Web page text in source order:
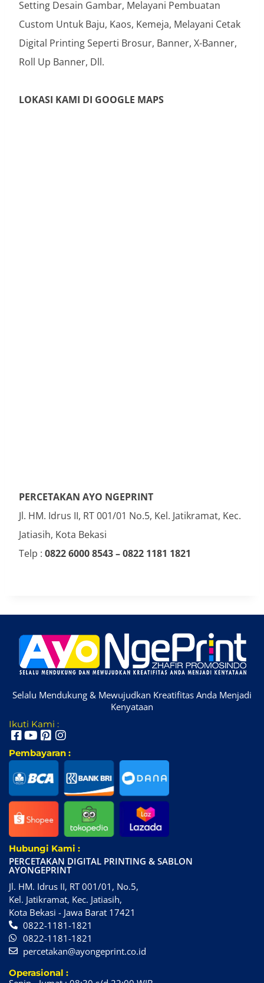
Setting Desain Gambar, Melayani Pembuatan
Custom Untuk Baju, Kaos, Kemeja, Melayani Cetak
Digital Printing Seperti Brosur, Banner, X-Banner,
Roll Up Banner, Dll.
LOKASI KAMI DI GOOGLE MAPS
PERCETAKAN AYO NGEPRINT
Jl. HM. Idrus II, RT 001/01 No.5, Kel. Jatikramat, Kec.
Jatiasih, Kota Bekasi
Telp : 0822 6000 8543 – 0822 1181 1821
Selalu Mendukung & Mewujudkan Kreatifitas Anda Menjadi
Kenyataan
Ikuti Kami :
Pembayaran :
Hubungi Kami :
PERCETAKAN DIGITAL PRINTING & SABLON
AYONGEPRINT
Jl. HM. Idrus II, RT 001/01, No.5,
Kel. Jatikramat, Kec. Jatiasih,
Kota Bekasi - Jawa Barat 17421
0822-1181-1821
0822-1181-1821
percetakan@ayongeprint.co.id
Operasional :